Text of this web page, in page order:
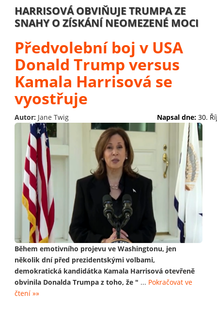
HARRISOVÁ OBVIŇUJE TRUMPA ZE
SNAHY O ZÍSKÁNÍ NEOMEZENÉ MOCI
Předvolební boj v USA
Donald Trump versus
Kamala Harrisová se
vyostřuje
Autor: Jane Twig Napsal dne: 30.
Během emotivního projevu ve Washingtonu, jen
několik dní před prezidentskými volbami,
demokratická kandidátka Kamala Harrisová otevřeně
obvinila Donalda Trumpa z toho, že " ... Pokračovat ve
čtení »»